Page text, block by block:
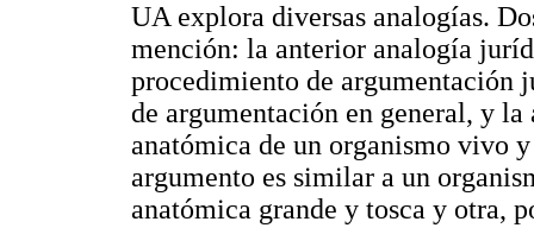
UA explora diversas analogías.
mención: la anterior analogía
procedimiento de argumentación
de argumentación en general, y
anatómica de un organismo vivo
argumento es similar a un
anatómica grande y tosca y otra,